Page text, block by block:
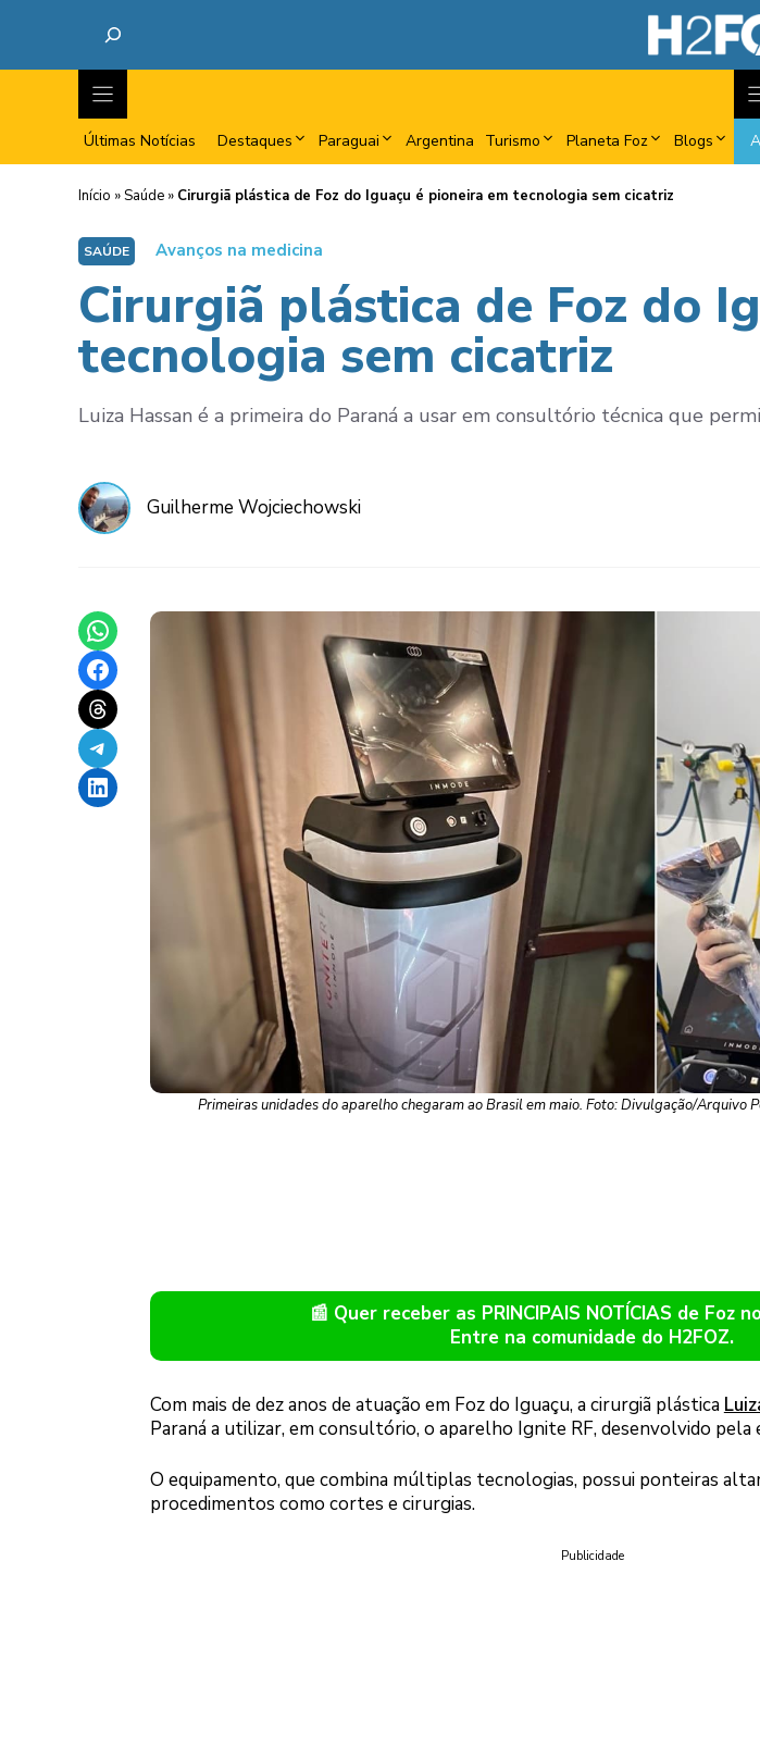
Últimas Notícias Destaques Paraguai Argentina Turismo Planeta Foz Blogs
Início »Saúde » Cirurgiã plástica de Foz do Iguaçu é pioneira em tecnologia sem cicatriz
SAÚDE Avanços na medicina
Cirurgiã plástica de Foz do
tecnologia sem cicatriz
Luiza Hassan é a primeira do Paraná a usar em consultório técnica que
Guilherme Wojciechowski
Share on WhatsApp
Share on Facebook
Share on Threads
Share on Telegram
Share on LinkedIn
Primeiras unidades do aparelho chegaram ao Brasil em maio. Foto: Divulgação/Arquivo
📰 Quer receber as PRINCIPAIS NOTÍCIAS de Foz
Entre na comunidade do H2FOZ.
Com mais de dez anos de atuação em Foz do Iguaçu, a cirurgiã plástica
Paraná a utilizar, em consultório, o aparelho Ignite RF, desenvolvido pela
O equipamento, que combina múltiplas tecnologias, possui ponteiras
procedimentos como cortes e cirurgias.
Publicidade